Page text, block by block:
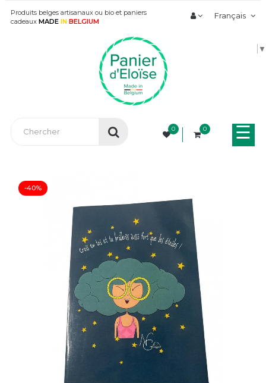
Produits belges artisanaux ou bio et paniers
cadeaux MADE IN BELGIUM
Français
▼
0 0
la
☰
-40%